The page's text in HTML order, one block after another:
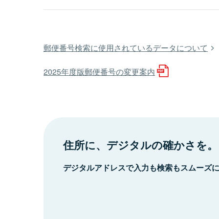
郵便番号検索に使用されているデータについて
2025年度版郵便番号の変更案内
住所に、デジタルの確かさを。
デジタルアドレスで入力も検索もスムーズ